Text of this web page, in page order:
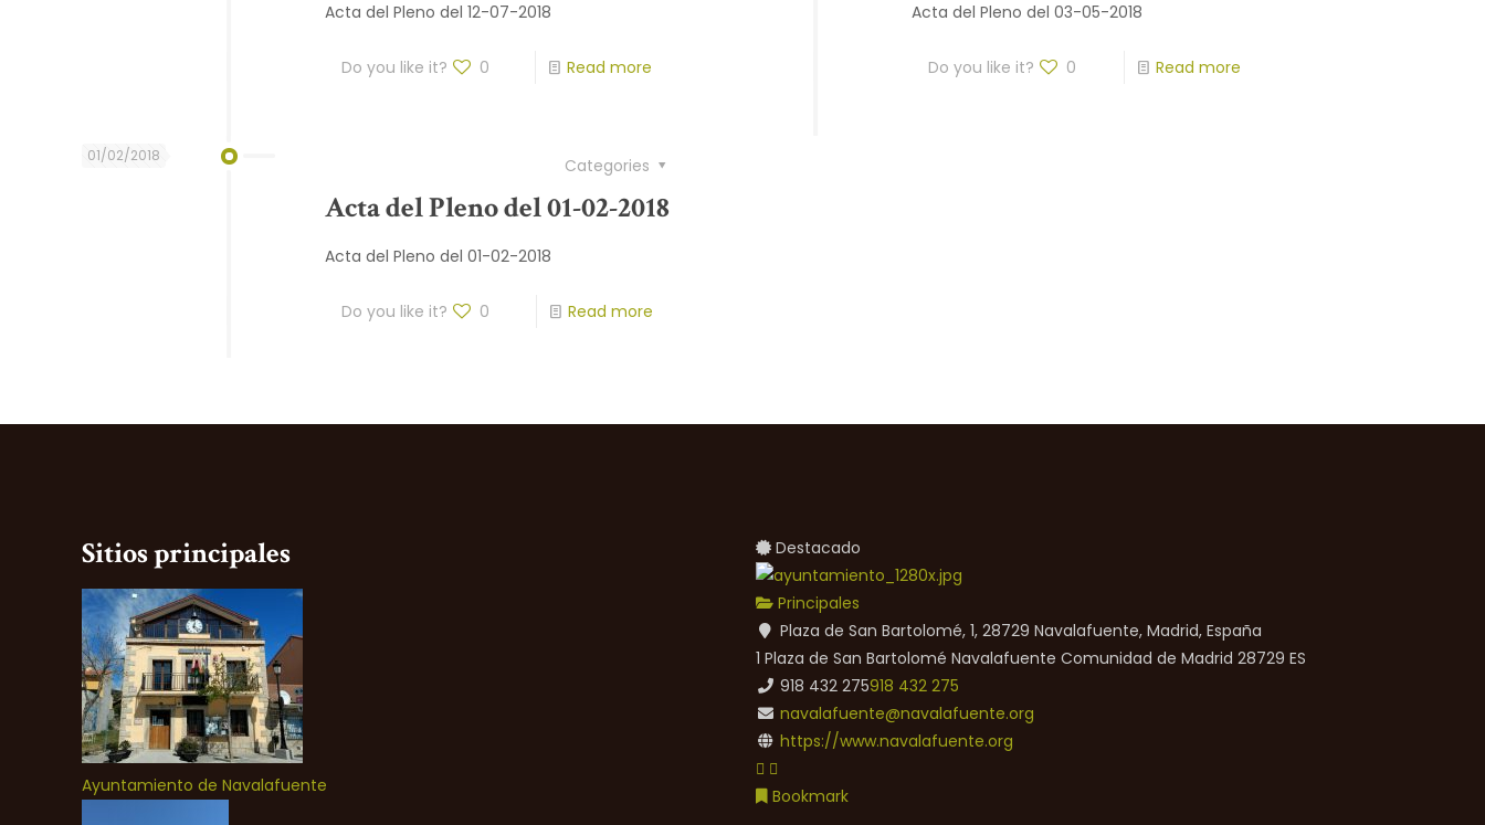
Acta del Pleno del 12-07-2018
Do you like it? 0 Read more
Acta del Pleno del 03-05-2018
Do you like it? 0 Read more
01/02/2018 Categories
Acta del Pleno del 01-02-2018
Acta del Pleno del 01-02-2018
Do you like it? 0 Read more
Sitios principales
Ayuntamiento de Navalafuente
Destacado
Principales
Plaza de San Bartolomé, 1, 28729 Navalafuente, Madrid, España
1 Plaza de San Bartolomé Navalafuente Comunidad de Madrid 28729 ES
918 432 275918 432 275
navalafuente@navalafuente.org
https://www.navalafuente.org
Bookmark